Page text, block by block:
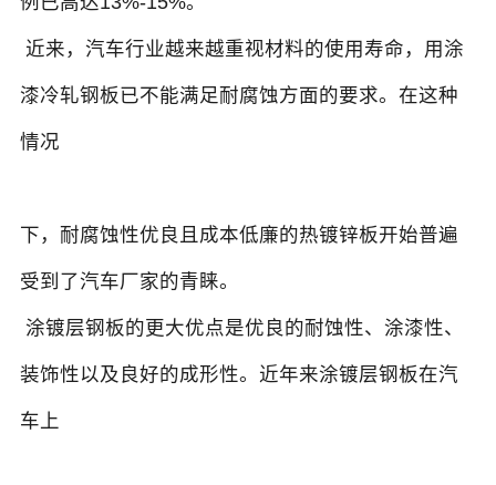
近来，汽车行业越来越重视材料的使用寿命，用涂
漆冷轧钢板已不能满足耐腐蚀方面的要求。在这种
情况
下，耐腐蚀性优良且成本低廉的热镀锌板开始普遍
受到了汽车厂家的青睐。
涂镀层钢板的更大优点是优良的耐蚀性、涂漆性、
装饰性以及良好的成形性。近年来涂镀层钢板在汽
车上